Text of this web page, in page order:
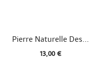
Aperçu rapide
Pierre Naturelle Des...
13,00 €